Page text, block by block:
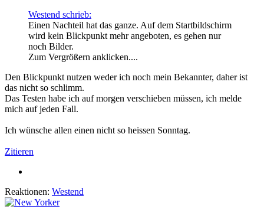
Westend schrieb:
Einen Nachteil hat das ganze. Auf dem Startbildschirm
wird kein Blickpunkt mehr angeboten, es gehen nur
noch Bilder.
Zum Vergrößern anklicken....
Den Blickpunkt nutzen weder ich noch mein Bekannter, daher ist
das nicht so schlimm.
Das Testen habe ich auf morgen verschieben müssen, ich melde
mich auf jeden Fall.
Ich wünsche allen einen nicht so heissen Sonntag.
Zitieren
Reaktionen: Westend